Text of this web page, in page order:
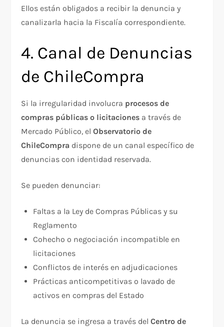
Ellos están obligados a recibir la denuncia y
canalizarla hacia la Fiscalía correspondiente.
4. Canal de Denuncias
de ChileCompra
Si la irregularidad involucra procesos de
compras públicas o licitaciones a través de
Mercado Público, elObservatorio de
ChileCompra dispone de un canal específico de
denuncias con identidad reservada.
Se pueden denunciar:
Faltas a la Ley de Compras Públicas y su
Reglamento
Cohecho o negociación incompatible en
licitaciones
Conflictos de interés en adjudicaciones
Prácticas anticompetitivas o lavado de
activos en compras del Estado
La denuncia se ingresa a través delCentro de